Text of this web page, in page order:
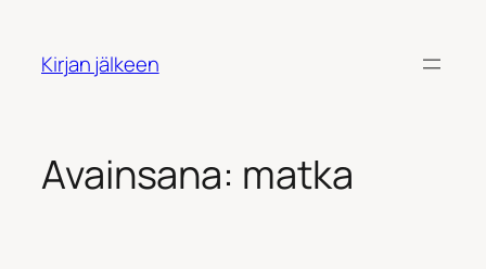
Kirjan jälkeen
Avainsana: matka